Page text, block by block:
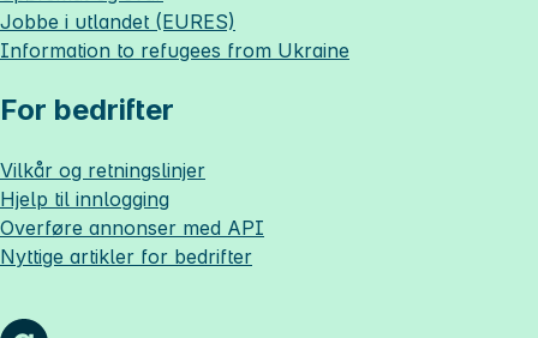
Jobbe i utlandet (EURES)
Information to refugees from Ukraine
For bedrifter
Vilkår og retningslinjer
Hjelp til innlogging
Overføre annonser med API
Nyttige artikler for bedrifter